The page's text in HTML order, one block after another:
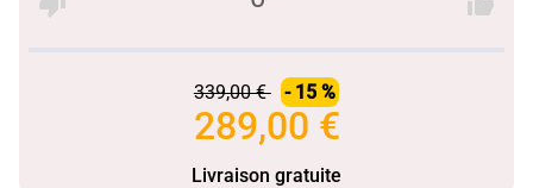
339,00 € - 15 %
289,00 €
Livraison gratuite